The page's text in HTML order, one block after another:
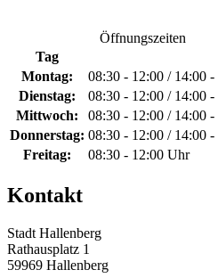
Öffnungszeiten
Tag
Montag:
08:30 - 12:00 / 14:00
Dienstag:
08:30 - 12:00 / 14:00
Mittwoch:
08:30 - 12:00 / 14:00
Donnerstag: 08:30 - 12:00 / 14:00
Freitag:
08:30 - 12:00 Uhr
Kontakt
Stadt Hallenberg
Rathausplatz 1
59969 Hallenberg